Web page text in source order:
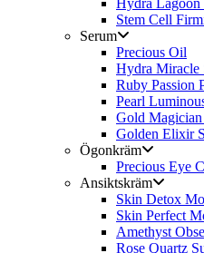
Hydra
Stem Cell
Serum
Precious Oil
Hydra Miracle
Ruby Passion
Pearl
Gold
Golden Elixir
Ögonkräm
Precious Eye
Ansiktskräm
Skin Detox
Skin Perfect
Amethyst
Rose Quartz